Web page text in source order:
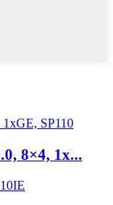
8×4, 1x...